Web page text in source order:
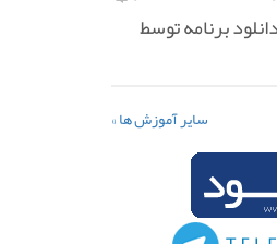
برنامه توسط
سایر آموزش ها »